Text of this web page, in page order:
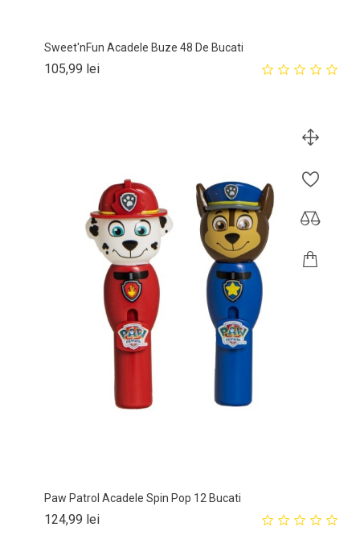
Sweet'nFun Acadele Buze 48 De Bucati
105,99 leiPret
Paw Patrol Acadele Spin Pop 12 Bucati
124,99 leiPret